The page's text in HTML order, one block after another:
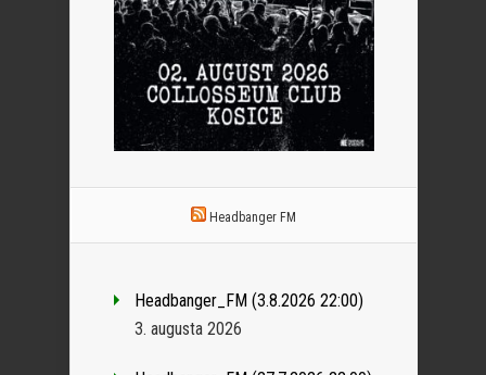
Headbanger FM
Headbanger_FM (3.8.2026 22:00)
3. augusta 2026